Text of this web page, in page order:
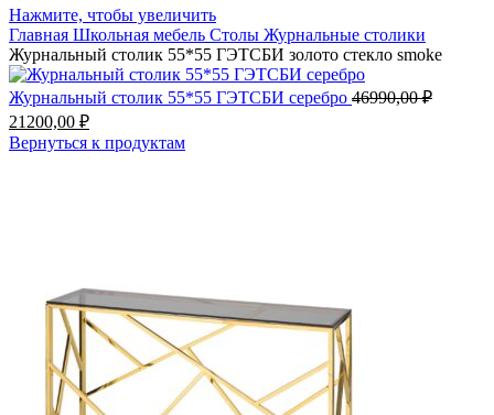
Нажмите, чтобы увеличить
Главная Школьная мебель Столы Журнальные столики
Журнальный столик 55*55 ГЭТСБИ золото стекло smoke
Журнальный столик 55*55 ГЭТСБИ серебро 46990,00₽
21200,00 ₽
Вернуться к продуктам